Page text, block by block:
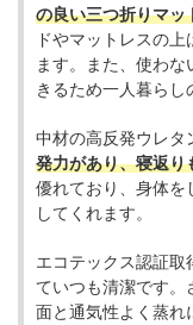
の良い三つ折りマッ
ドやマットレスの
ます。また、使わ
きるため一人暮らし
中材の高反発ウレタ
発力があり、寝返り
優れており、身体を
してくれます。
エコテックス認証取
ていつも清潔です
面と通気性よく蒸れ